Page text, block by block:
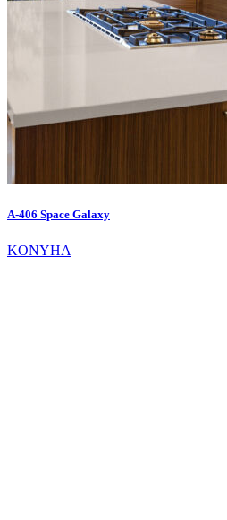
A-406 Space Galaxy
KONYHA